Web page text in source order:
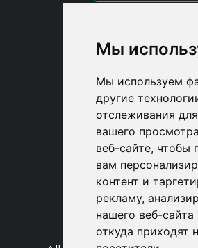
Мы
Мы используем
другие
отслеживания
вашего
веб-сайте, чтобы
вам
контент и
рекламу,
нашего веб-
откуда приходят
SHOP B2B
DROPSHIPPING
USER
SUBSCRIBE
ВОЙДИТЕ